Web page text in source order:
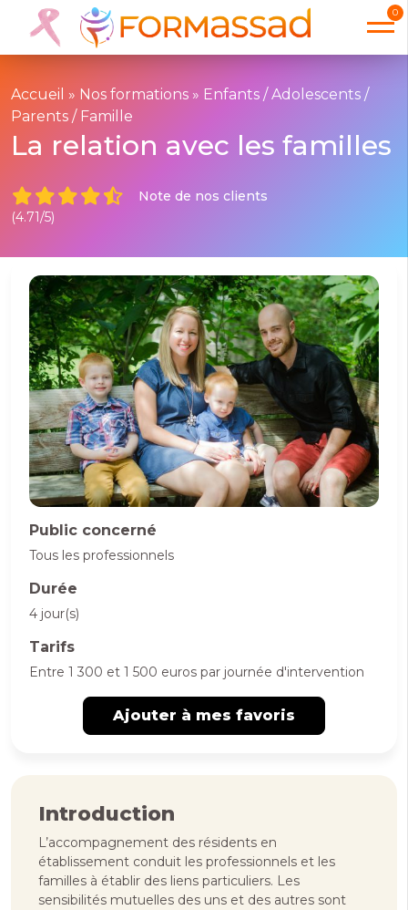
0
Accueil » Nos formations » Enfants / Adolescents /
Parents / Famille
La relation avec les familles
Note de nos clients
(4.71/5)
Public concerné
Tous les professionnels
Durée
4 jour(s)
Tarifs
Entre 1 300 et 1 500 euros par journée d'intervention
Ajouter à mes favoris
Introduction
L’accompagnement des résidents en
établissement conduit les professionnels et les
familles à établir des liens particuliers. Les
sensibilités mutuelles des uns et des autres sont